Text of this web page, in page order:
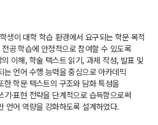
생이 대학 학습 환경에서 요구되는 학문 목적
공 학습에 안정적으로 참여할 수 있도록
이해, 학술 텍스트 읽기, 과제 작성, 발표 및
언어 수행 능력을 중심으로 아카데믹
학문 텍스트의 구조와 담화 특성을
·표현 전략을 단계적으로 습득함으로써
언어 역량을 강화하도록 설계하였다.